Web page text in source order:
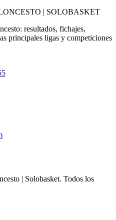
| SOLOBASKET
resultados, fichajes,
principales ligas y competiciones
| Solobasket. Todos los